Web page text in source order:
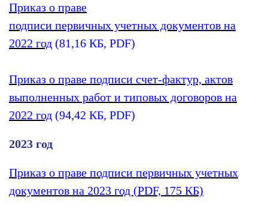
Приказ о праве
подписи первичных учетных документов на
2022 год (81,16 КБ, PDF)
Приказ о праве подписи счет-фактур, актов
выполненных работ и типовых договоров на
2022 год (94,42 КБ, PDF)
2023 год
Приказ о праве подписи первичных учетных
документов на 2023 год (PDF, 175 КБ)